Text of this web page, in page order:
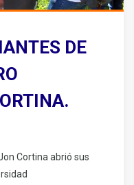
DE
Cortina abrió sus